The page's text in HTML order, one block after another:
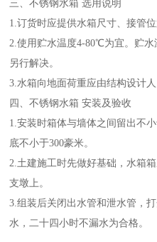
三、不锈钢水箱 选用说明
1.订货时应提供水箱尺寸、接管位
2.使用贮水温度4-80℃为宜。贮水
另行解决。
3.水箱向地面荷重应由结构设计人
四、不锈钢水箱 安装及验收
1.安装时箱体与墙体之间留出不
底不小于300豪米。
2.土建施工时先做好基础，水箱
支墩上。
3.组装后关闭出水管和泄水管，
水，二十四小时不漏水为合格。